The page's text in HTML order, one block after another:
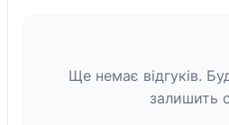
Ще немає відгуків.
залишить